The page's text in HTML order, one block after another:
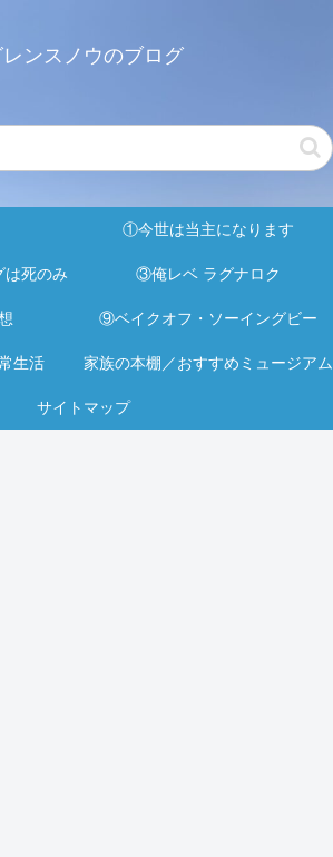
レンスノウのブログ
①今世は当主になります
死のみ ③俺レベ ラグナロク
⑨ベイクオフ・ソーイングビー
生活 家族の本棚／おすすめミュージアム
サイトマップ